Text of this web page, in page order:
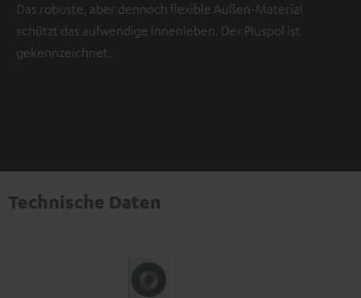
Das robuste, aber dennoch flexible Außen-Material
schützt das aufwendige Innenleben. Der Pluspol ist
gekennzeichnet.
Technische Daten